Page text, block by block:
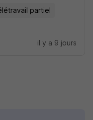
partiel
il y a 9 jours